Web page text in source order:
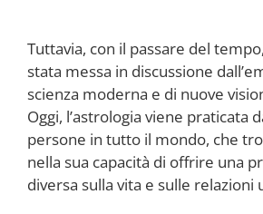
Tuttavia, con il passare del
stata messa in discussione
scienza moderna e di nuove
Oggi, l’astrologia viene praticata
persone in tutto il mondo, che
nella sua capacità di offrire una
diversa sulla vita e sulle relazioni